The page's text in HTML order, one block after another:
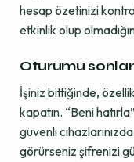
hesap özetinizi
etkinlik olup
Oturumu
İşiniz bittiğinde,
kapatın. “Beni
güvenli
görürseniz şifrenizi